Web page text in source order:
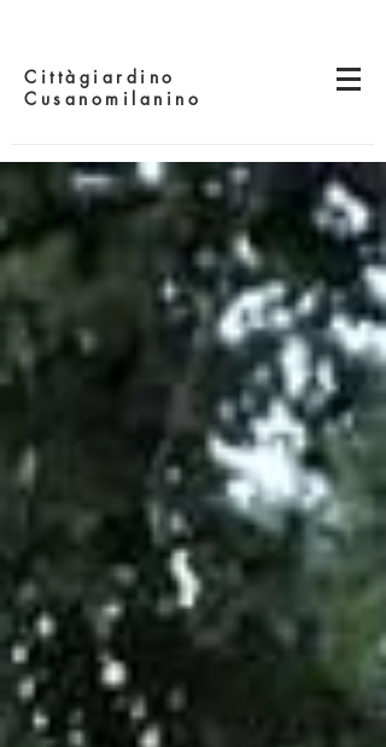
Cittàgiardino
Cusanomilanino